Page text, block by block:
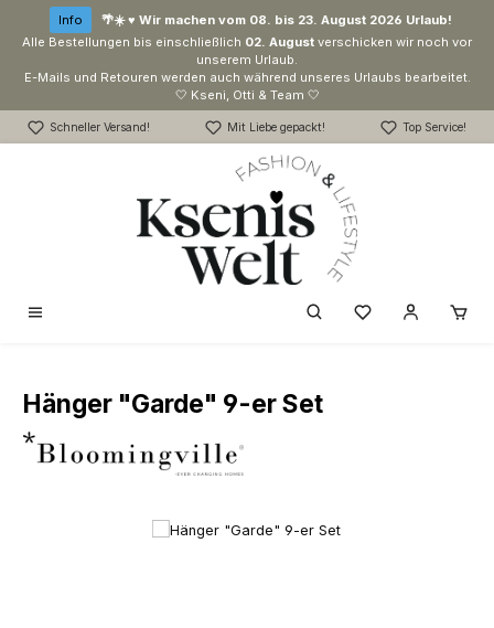
Zum Hauptinhalt springen
Info
🌴☀️ ♥ Wir machen vom 08. bis 23. August 2026 Urlaub!
Alle Bestellungen bis einschließlich 02. August verschicken wir noch vor
unserem Urlaub.
E-Mails und Retouren werden auch während unseres Urlaubs bearbeitet.
🤍 Kseni, Otti & Team 🤍
Schneller Versand! Mit Liebe gepackt! Top Service!
Du hast 0
Hänger "Garde" 9-er Set
Bildergalerie überspringen